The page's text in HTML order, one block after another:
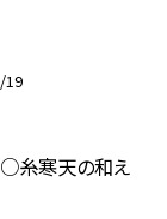
19
糸寒天の和え